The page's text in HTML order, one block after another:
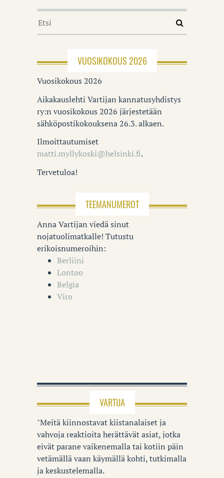
VUOSIKOKOUS 2026
Vuosikokous 2026
Aikakauslehti Vartijan kannatusyhdistys
ry:n vuosikokous 2026 järjestetään
sähköpostikokouksena 26.3. alkaen.
Ilmoittautumiset
matti.myllykoski@helsinki.fi.
Tervetuloa!
TEEMANUMEROT
Anna Vartijan viedä sinut
nojatuolimatkalle! Tutustu
erikoisnumeroihin:
Berliini
Lontoo
Belgia
Viro
VARTIJA
"Meitä kiinnostavat kiistanalaiset ja
vahvoja reaktioita herättävät asiat, jotka
eivät parane vaikenemalla tai kotiin päin
vetämällä vaan käymällä kohti, tutkimalla
ja keskustelemalla.